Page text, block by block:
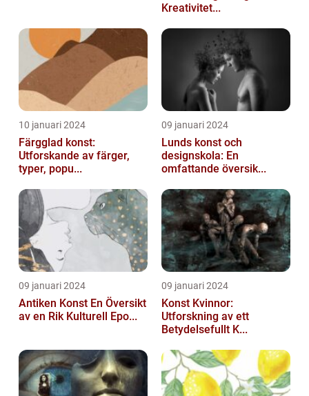
Kreativitet...
10 januari 2024
Färgglad konst:
Utforskande av färger,
typer, popu...
09 januari 2024
Lunds konst och
designskola: En
omfattande översik...
09 januari 2024
Antiken Konst En Översikt
av en Rik Kulturell Epo...
09 januari 2024
Konst Kvinnor:
Utforskning av ett
Betydelsefullt K...